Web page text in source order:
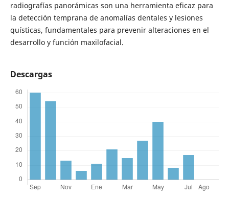
radiografías panorámicas son una herramienta eficaz para
la detección temprana de anomalías dentales y lesiones
quísticas, fundamentales para prevenir alteraciones en el
desarrollo y función maxilofacial.
Descargas